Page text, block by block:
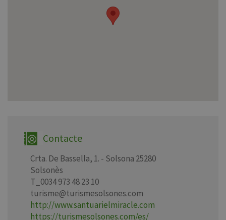
Contacte
Crta. De Bassella, 1. - Solsona 25280
Solsonès
T_0034 973 48 23 10
turisme@turismesolsones.com
http://www.santuarielmiracle.com
https://turismesolsones.com/es/